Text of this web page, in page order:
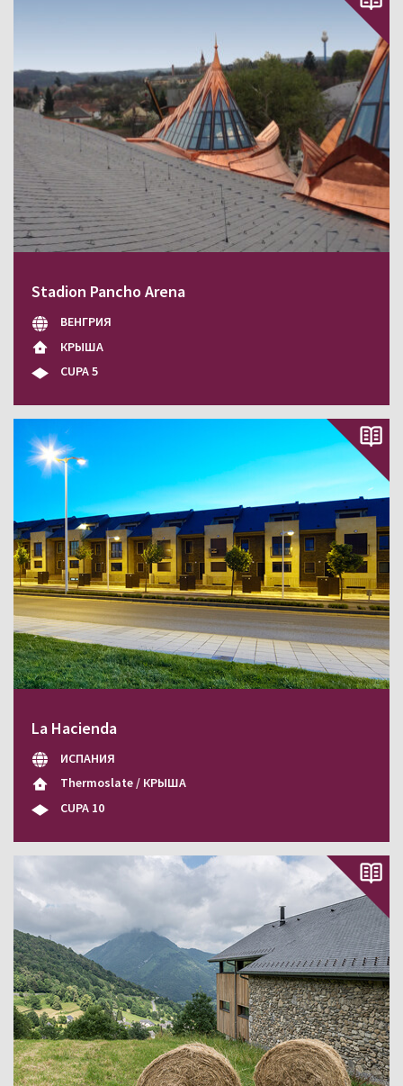
Stadion Pancho Arena
ВЕНГРИЯ
КРЫША
CUPA 5
La Hacienda
ИСПАНИЯ
Thermoslate / КРЫША
CUPA 10